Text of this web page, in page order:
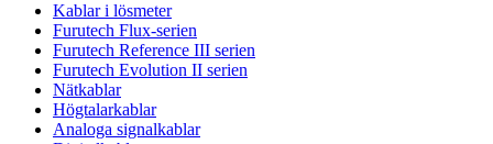
Kablar i lösmeter
Furutech Flux-serien
Furutech Reference III serien
Furutech Evolution II serien
Nätkablar
Högtalarkablar
Analoga signalkablar